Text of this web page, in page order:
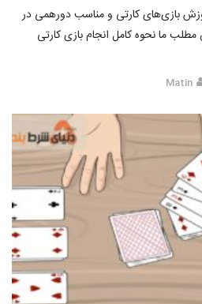
بازی‌های کارتی و مناسب دورهمی در
ما نحوه کامل انجام بازی کارتی
Matin